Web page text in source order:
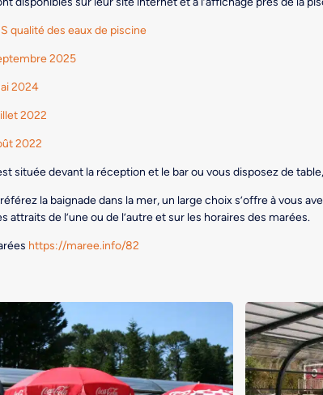
qualité des eaux de piscine
2025
2024
2022
2022
située devant la réception et le bar ou vous disposez de
la baignade dans la mer, un large choix s’offre à vous
attraits de l’une ou de l’autre et sur les horaires des marées.
https://maree.info/82